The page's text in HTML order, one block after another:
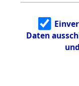
g
5.3.3
Daten